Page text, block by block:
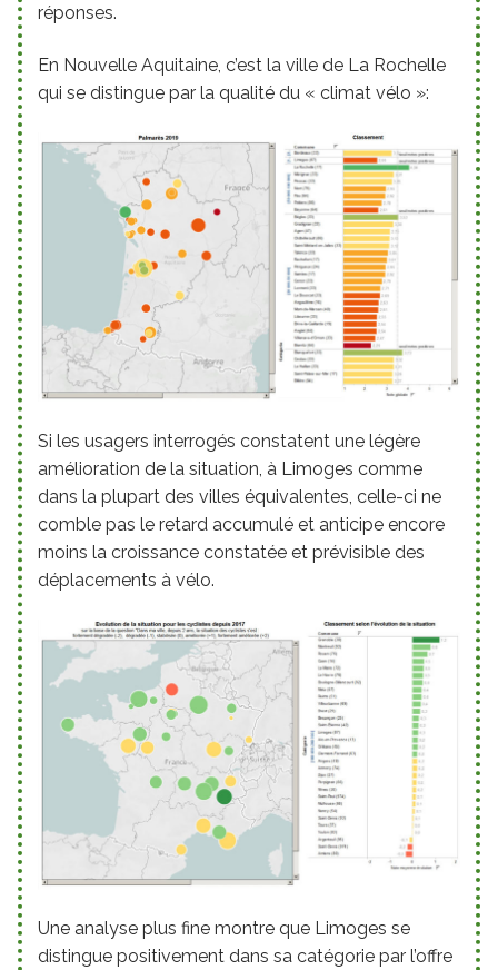
réponses.
En Nouvelle Aquitaine, c’est la ville de La Rochelle
qui se distingue par la qualité du « climat vélo »:
Si les usagers interrogés constatent une légère
amélioration de la situation, à Limoges comme
dans la plupart des villes équivalentes, celle-ci ne
comble pas le retard accumulé et anticipe encore
moins la croissance constatée et prévisible des
déplacements à vélo.
Une analyse plus fine montre que Limoges se
distingue positivement dans sa catégorie par l’offre